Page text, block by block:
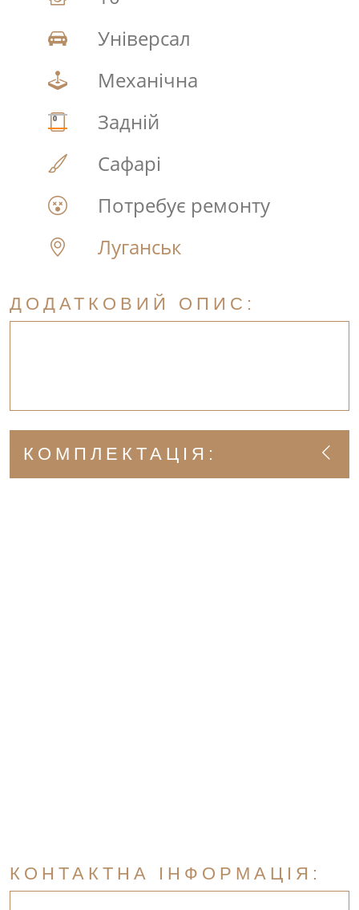
Універсал
Механічна
Задній
Сафарі
Потребує ремонту
Луганськ
ДОДАТКОВИЙ ОПИС:
КОМПЛЕКТАЦІЯ:
КОНТАКТНА ІНФОРМАЦІЯ: